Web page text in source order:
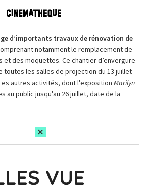
d’importants travaux de rénovation de
notamment le remplacement de
et des moquettes. Ce chantier d’envergure
toutes les salles de projection du 13 juillet
autres activités, dont l'exposition Marilyn
au public jusqu'au 26 juillet, date de la
VUE